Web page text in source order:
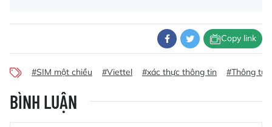
Copy link
#SIM một chiều #Viettel #xác thực thông tin #Thông tư
BÌNH LUẬN